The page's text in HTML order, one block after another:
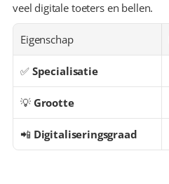
veel digitale toeters en bellen.
Eigenschap
✅ Specialisatie
💡 Grootte
📲 Digitaliseringsgraad